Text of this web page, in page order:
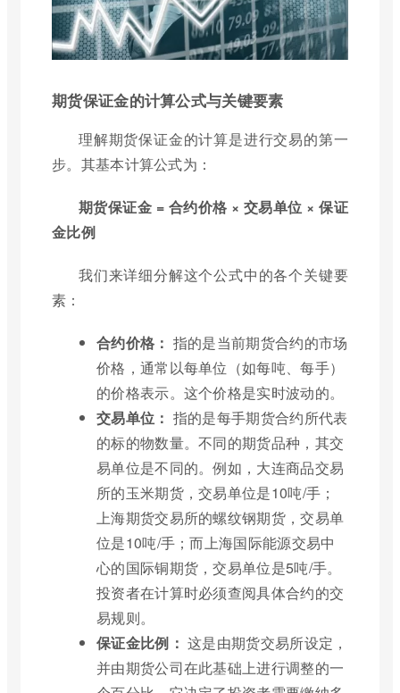
期货保证金的计算公式与关键要素
理解期货保证金的计算是进行交易的第一
步。其基本计算公式为：
期货保证金 = 合约价格 × 交易单位 × 保证
金比例
我们来详细分解这个公式中的各个关键要
素：
合约价格： 指的是当前期货合约的市场
价格，通常以每单位（如每吨、每手）
的价格表示。这个价格是实时波动的。
交易单位： 指的是每手期货合约所代表
的标的物数量。不同的期货品种，其交
易单位是不同的。例如，大连商品交易
所的玉米期货，交易单位是10吨/手；
上海期货交易所的螺纹钢期货，交易单
位是10吨/手；而上海国际能源交易中
心的国际铜期货，交易单位是5吨/手。
投资者在计算时必须查阅具体合约的交
易规则。
保证金比例： 这是由期货交易所设定，
并由期货公司在此基础上进行调整的一